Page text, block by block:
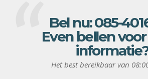
Bel nu:085-
Even bellen
Het best bereikbaar van